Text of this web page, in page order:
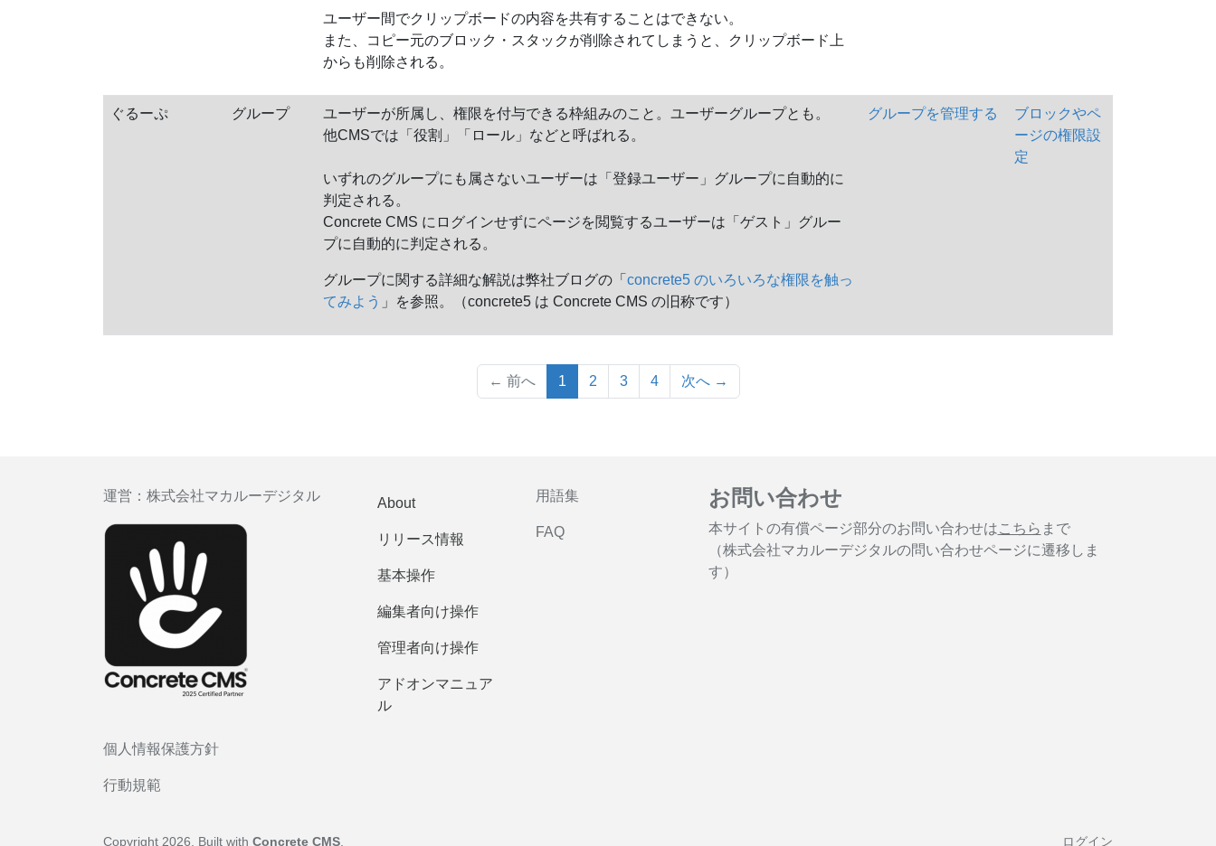
ユーザー間でクリップボードの内容を共有することはできない。
また、コピー元のブロック・スタックが削除されてしまうと、クリップボード上
からも削除される。
ぐるーぷ グループ
ユーザーが所属し、権限を付与できる枠組みのこと。ユーザーグループとも。
他CMSでは「役割」「ロール」などと呼ばれる。
いずれのグループにも属さないユーザーは「登録ユーザー」グループに自動的に
判定される。
Concrete CMS にログインせずにページを閲覧するユーザーは「ゲスト」グルー
プに自動的に判定される。
グループに関する詳細な解説は弊社ブログの「 concrete5 のいろいろな権限を触っ
てみよう 」を参照。（concrete5 は Concrete CMS の旧称です）
グループを管理する
ブロックやペ
ージの権限設
定
← 前へ 1 （このページ）
2 3 4 次へ →
運営： 株式会社マカルーデジタル
個人情報保護方針
行動規範
About
リリース情報
基本操作
編集者向け操作
管理者向け操作
アドオンマニュア
ル
用語集
FAQ
お問い合わせ
本サイトの有償ページ部分のお問い合わせはこちら まで
（株式会社マカルーデジタルの問い合わせページに遷移しま
す）
Copyright 2026. Built with Concrete CMS ログイン